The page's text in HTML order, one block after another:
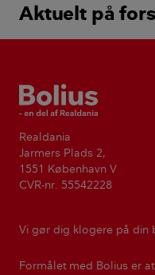
Aktuelt på
Bolius
Realdania
Jarmers Plads 2,
1551 København V
CVR-nr. 55542228
Vi gør dig klogere på din
Formålet med Bolius er